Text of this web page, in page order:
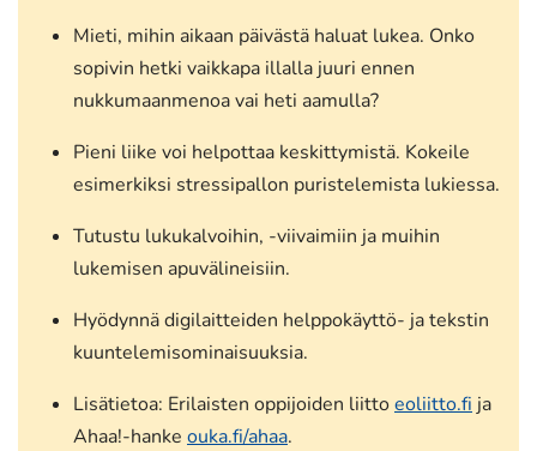
Mieti, mihin aikaan päivästä haluat lukea. Onko
sopivin hetki vaikkapa illalla juuri ennen
nukkumaanmenoa vai heti aamulla?
Pieni liike voi helpottaa keskittymistä. Kokeile
esimerkiksi stressipallon puristelemista lukiessa.
Tutustu lukukalvoihin, -viivaimiin ja muihin
lukemisen apuvälineisiin.
Hyödynnä digilaitteiden helppokäyttö- ja tekstin
kuuntelemisominaisuuksia.
Lisätietoa: Erilaisten oppijoiden liittoeoliitto.fi ja
Ahaa!-hanke ouka.fi/ahaa.